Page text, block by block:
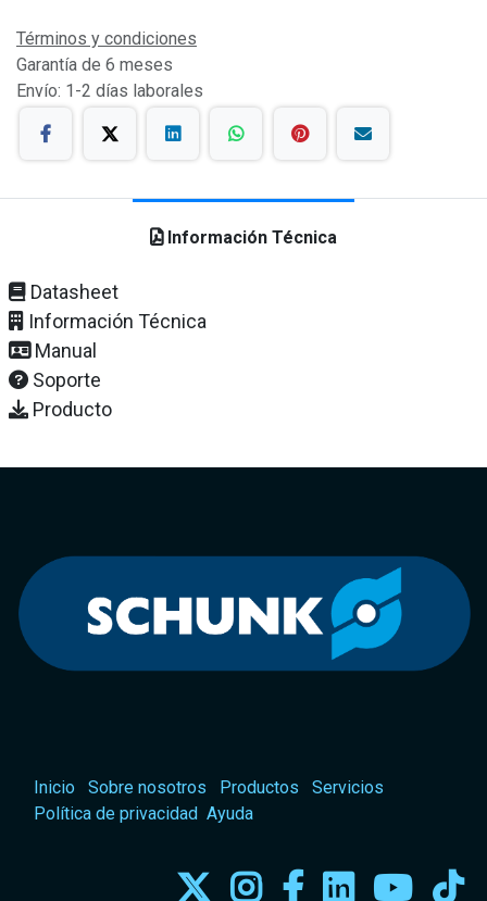
Términos y condiciones
Garantía de 6 meses
Envío: 1-2 días laborales
Información Técnica
Datasheet
Información Técnica
Manual
Soporte
Producto
Inicio Sobre nosotros Productos
Servicios
Política de privacidad Ayuda